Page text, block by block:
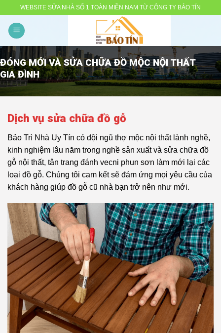
content
WEBSITE SỬA NHÀ SỐ 1 TOÀN MIỀN NAM TỪ CÔNG TY BẢO TÍN
ĐÓNG MỚI VÀ SỬA CHỮA ĐỒ MỘC NỘI THẤT
GIA ĐÌNH
Dịch vụ sửa chữa đồ gỗ
Bảo Trì Nhà Uy Tín có đội ngũ thợ mộc nội thất lành nghề,
kinh nghiệm lâu năm trong nghề sản xuất và sửa chữa đồ
gỗ nội thất, tân trang đánh vecni phun sơn làm mới lại các
loại đồ gỗ. Chúng tôi cam kết sẽ đám ứng mọi yêu cầu của
khách hàng giúp đồ gỗ cũ nhà bạn trở nên như mới.